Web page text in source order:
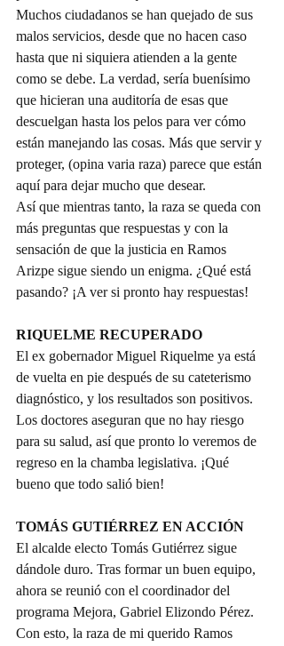
Muchos ciudadanos se han quejado de sus
malos servicios, desde que no hacen caso
hasta que ni siquiera atienden a la gente
como se debe. La verdad, sería buenísimo
que hicieran una auditoría de esas que
descuelgan hasta los pelos para ver cómo
están manejando las cosas. Más que servir y
proteger, (opina varia raza) parece que están
aquí para dejar mucho que desear.
Así que mientras tanto, la raza se queda con
más preguntas que respuestas y con la
sensación de que la justicia en Ramos
Arizpe sigue siendo un enigma. ¿Qué está
pasando? ¡A ver si pronto hay respuestas!
RIQUELME RECUPERADO
El ex gobernador Miguel Riquelme ya está
de vuelta en pie después de su cateterismo
diagnóstico, y los resultados son positivos.
Los doctores aseguran que no hay riesgo
para su salud, así que pronto lo veremos de
regreso en la chamba legislativa. ¡Qué
bueno que todo salió bien!
TOMÁS GUTIÉRREZ EN ACCIÓN
El alcalde electo Tomás Gutiérrez sigue
dándole duro. Tras formar un buen equipo,
ahora se reunió con el coordinador del
programa Mejora, Gabriel Elizondo Pérez.
Con esto, la raza de mi querido Ramos